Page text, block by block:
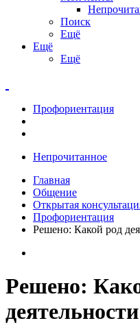
Поиск
Ещё
Ещё
Ещё
Профориентация
Непрочитанное
Главная
Общение
Открытая
Профориентация
Решено: Какой род
Решено: